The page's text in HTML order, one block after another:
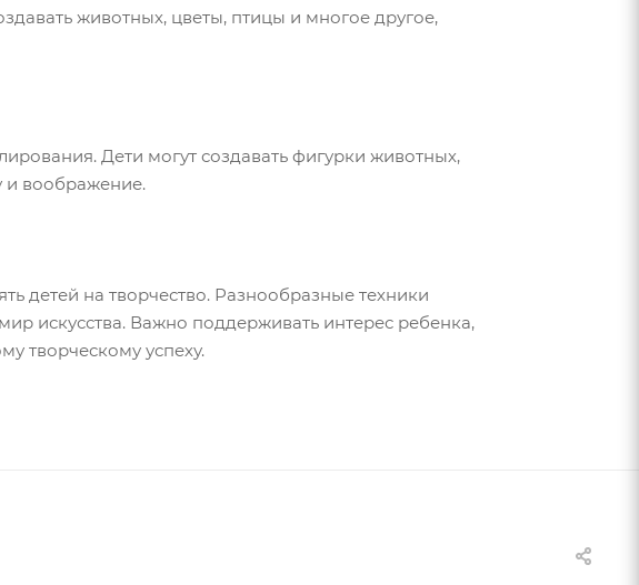
животных, цветы, птицы и многое другое,
Дети могут создавать фигурки животных,
и воображение.
детей на творчество. Разнообразные техники
искусства. Важно поддерживать интерес ребенка,
творческому успеху.